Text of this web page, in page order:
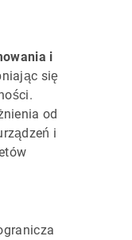
i
się
od
i